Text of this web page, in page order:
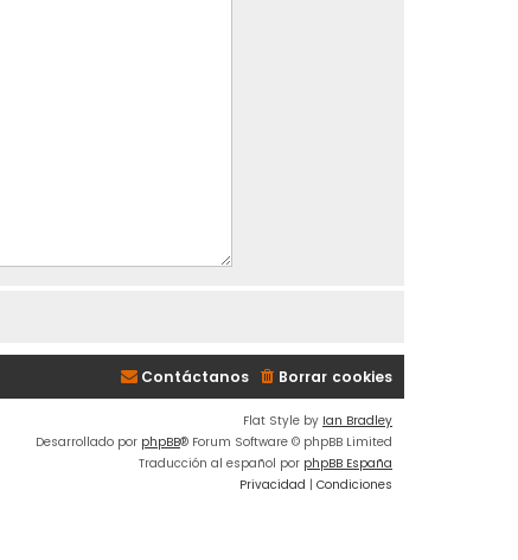
Borrar cookies
Contáctanos
Flat Style by Ian Bradley
Desarrollado por phpBB® Forum Software © phpBB Limited
Traducción al español por phpBB España
Privacidad | Condiciones